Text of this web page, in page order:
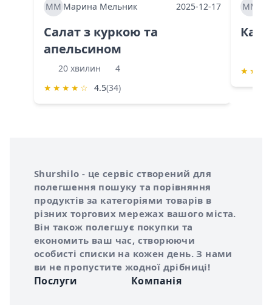
ММ Марина Мельник 2025-12-17
Салат з куркою та
апельсином
20 хвилин
4
★ ★ ★ ★ ☆ 4.5(34)
ММ
★ ★
Про сервіс Shurshilo
Shurshilo - це сервіс створений для
полегшення пошуку та порівняння
продуктів за категоріями товарів в
різних торгових мережах вашого міста.
Він також полегшує покупки та
економить ваш час, створюючи
особисті списки на кожен день. З нами
ви не пропустите жодної дрібниці!
Послуги Компанія